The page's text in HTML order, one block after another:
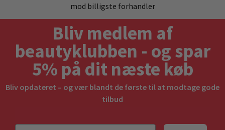
mod billigste forhandler
Bliv medlem af
beautyklubben - og spar
5% på dit næste køb
Bliv opdateret – og vær blandt de første til at modtage gode
tilbud